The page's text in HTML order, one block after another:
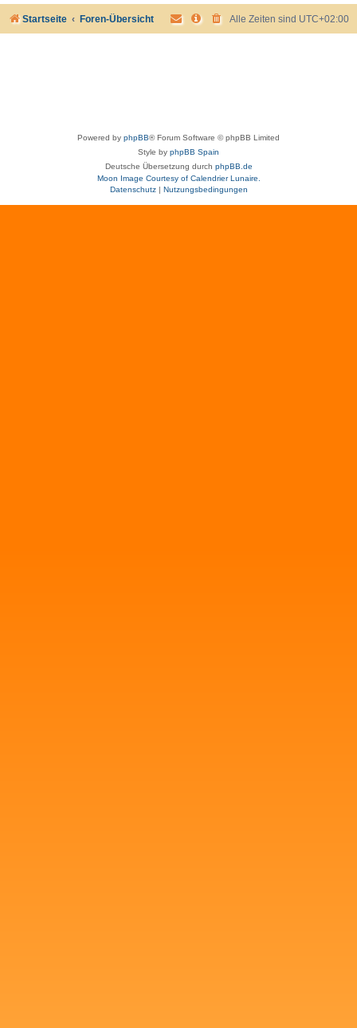
Startseite Foren-Übersicht Alle Zeiten sind UTC+02:00
Powered by phpBB® Forum Software © phpBB Limited
Style by phpBB Spain
Deutsche Übersetzung durch phpBB.de
Moon Image Courtesy of Calendrier Lunaire.
Datenschutz| Nutzungsbedingungen